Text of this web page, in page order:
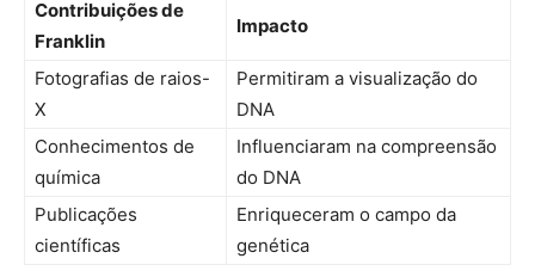
Contribuições de
Franklin
Impacto
Fotografias de raios-
X
Permitiram a visualização do
DNA
Conhecimentos de
química
Influenciaram na compreensão
do DNA
Publicações
científicas
Enriqueceram o campo da
genética